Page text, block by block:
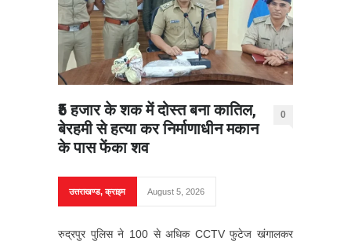
₹5 हजार के शक में दोस्त बना कातिल,
बेरहमी से हत्या कर निर्माणाधीन मकान
के पास फेंका शव
0
उत्तराखण्ड,क्राइम August 5, 2026
रुद्रपुर पुलिस ने 100 से अधिक CCTV फुटेज खंगालकर